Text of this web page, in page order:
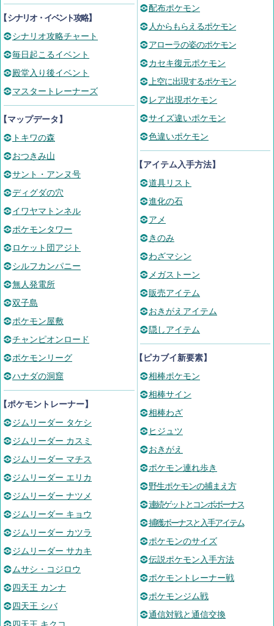
シナリオ・イベント攻略】
シナリオ攻略チャート
毎日起こるイベント
殿堂入り後イベント
マスタートレーナーズ
マップデータ】
トキワの森
おつきみ山
サント・アンヌ号
ディグダの穴
イワヤマトンネル
ポケモンタワー
ロケット団アジト
シルフカンパニー
無人発電所
双子島
ポケモン屋敷
チャンピオンロード
ポケモンリーグ
ハナダの洞窟
ポケモントレーナー】
ジムリーダー タケシ
ジムリーダー カスミ
ジムリーダー マチス
ジムリーダー エリカ
ジムリーダー ナツメ
ジムリーダー キョウ
ジムリーダー カツラ
ジムリーダー サカキ
ムサシ・コジロウ
四天王 カンナ
四天王 シバ
配布ポケモン
人からもらえるポケモン
アローラの姿のポケモン
カセキ復元ポケモン
上空に出現するポケモン
レア出現ポケモン
サイズ違いポケモン
色違いポケモン
【アイテム入手方法】
道具リスト
進化の石
アメ
きのみ
わざマシン
メガストーン
販売アイテム
おきがえアイテム
隠しアイテム
【ピカブイ新要素】
相棒ポケモン
相棒サイン
相棒わざ
ヒジュツ
おきがえ
ポケモン連れ歩き
野生ポケモンの捕まえ方
連続ゲットとコンボボーナス
捕獲ボーナスと入手アイテム
ポケモンのサイズ
伝説ポケモン入手方法
ポケモントレーナー戦
ポケモンジム戦
通信対戦と通信交換